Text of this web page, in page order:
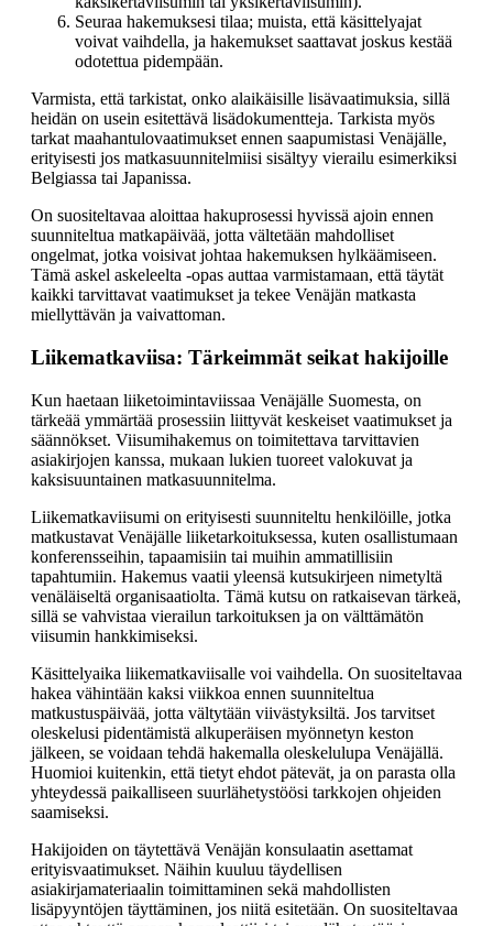
Seuraa hakemuksesi tilaa; muista, että käsittelyajat
voivat vaihdella, ja hakemukset saattavat joskus kestää
odotettua pidempään.
Varmista, että tarkistat, onko alaikäisille lisävaatimuksia, sillä
heidän on usein esitettävä lisädokumentteja. Tarkista myös
tarkat maahantulovaatimukset ennen saapumistasi Venäjälle,
erityisesti jos matkasuunnitelmiisi sisältyy vierailu esimerkiksi
Belgiassa tai Japanissa.
On suositeltavaa aloittaa hakuprosessi hyvissä ajoin ennen
suunniteltua matkapäivää, jotta vältetään mahdolliset
ongelmat, jotka voisivat johtaa hakemuksen hylkäämiseen.
Tämä askel askeleelta -opas auttaa varmistamaan, että täytät
kaikki tarvittavat vaatimukset ja tekee Venäjän matkasta
miellyttävän ja vaivattoman.
Liikematkaviisa: Tärkeimmät seikat hakijoille
Kun haetaan liiketoimintaviissaa Venäjälle Suomesta, on
tärkeää ymmärtää prosessiin liittyvät keskeiset vaatimukset ja
säännökset. Viisumihakemus on toimitettava tarvittavien
asiakirjojen kanssa, mukaan lukien tuoreet valokuvat ja
kaksisuuntainen matkasuunnitelma.
Liikematkaviisumi on erityisesti suunniteltu henkilöille, jotka
matkustavat Venäjälle liiketarkoituksessa, kuten osallistumaan
konferensseihin, tapaamisiin tai muihin ammatillisiin
tapahtumiin. Hakemus vaatii yleensä kutsukirjeen nimetyltä
venäläiseltä organisaatiolta. Tämä kutsu on ratkaisevan tärkeä,
sillä se vahvistaa vierailun tarkoituksen ja on välttämätön
viisumin hankkimiseksi.
Käsittelyaika liikematkaviisalle voi vaihdella. On suositeltavaa
hakea vähintään kaksi viikkoa ennen suunniteltua
matkustuspäivää, jotta vältytään viivästyksiltä. Jos tarvitset
oleskelusi pidentämistä alkuperäisen myönnetyn keston
jälkeen, se voidaan tehdä hakemalla oleskelulupa Venäjällä.
Huomioi kuitenkin, että tietyt ehdot pätevät, ja on parasta olla
yhteydessä paikalliseen suurlähetystöösi tarkkojen ohjeiden
saamiseksi.
Hakijoiden on täytettävä Venäjän konsulaatin asettamat
erityisvaatimukset. Näihin kuuluu täydellisen
asiakirjamateriaalin toimittaminen sekä mahdollisten
lisäpyyntöjen täyttäminen, jos niitä esitetään. On suositeltavaa